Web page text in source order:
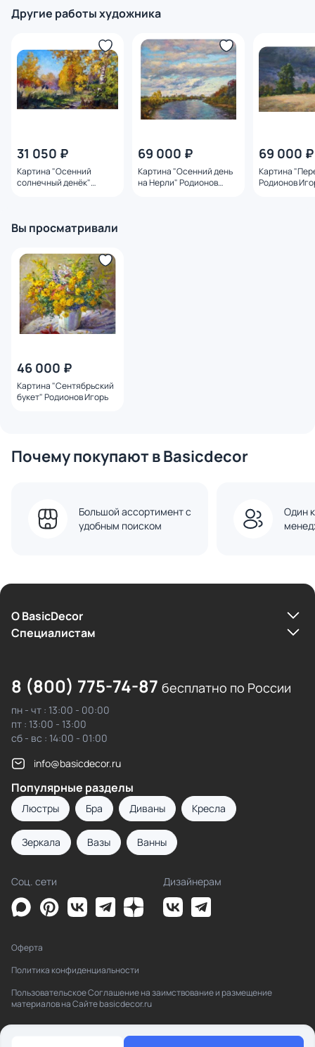
Другие работы художника
31 050 ₽
Картина "Осенний
солнечный денёк"
69 000 ₽
Картина "Осенний день
на Нерли" Родионов
69 000 ₽
Картина
Родионов
Вы просматривали
46 000 ₽
Картина "Сентябрьский
букет" Родионов Игорь
Почему покупают в Basicdecor
Большой ассортимент с
удобным поиском
Один
О BasicDecor
Cпециалистам
8 (800) 775-74-87 бесплатно по России
пн - чт : 13:00 - 00:00
пт : 13:00 - 13:00
сб - вс : 14:00 - 01:00
info@basicdecor.ru
Популярные разделы
Люстры Бра Диваны Кресла
Зеркала Вазы Ванны
Соц. сети Дизайнерам
Оферта
Политика конфиденциальности
Пользовательское Соглашение на заимствование и размещение
материалов на Сайте basicdecor.ru